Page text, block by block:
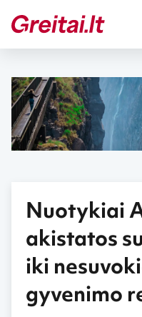
Nuotykiai
akistatos
iki
gyvenimo